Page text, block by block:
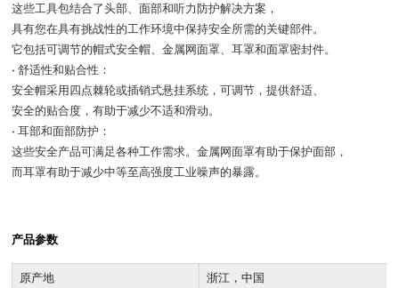
这些工具包结合了头部、面部和听力防护解决方案，
具有您在具有挑战性的工作环境中保持安全所需的关键部件。
它包括可调节的帽式安全帽、金属网面罩、耳罩和面罩密封件。
• 舒适性和贴合性：
安全帽采用四点棘轮或插销式悬挂系统，可调节，提供舒适、
安全的贴合度，有助于减少不适和滑动。
• 耳部和面部防护：
这些安全产品可满足各种工作需求。金属网面罩有助于保护面部，
而耳罩有助于减少中等至高强度工业噪声的暴露。
产品参数
原产地
浙江，中国